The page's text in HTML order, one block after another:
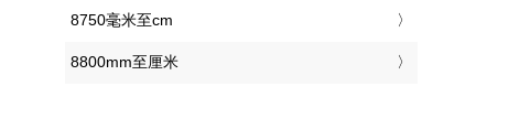
8750毫米至cm
8800mm至厘米